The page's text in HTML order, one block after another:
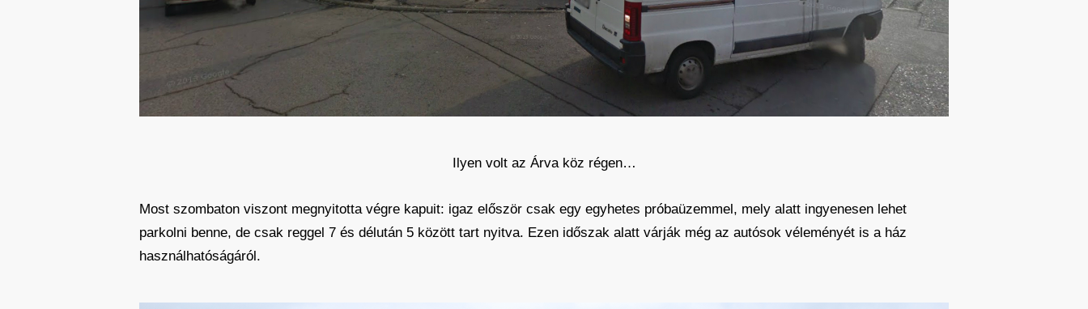
Ilyen volt az Árva köz régen…
Most szombaton viszont megnyitotta végre kapuit: igaz először csak egy egyhetes próbaüzemmel, mely alatt ingyenesen lehet
parkolni benne, de csak reggel 7 és délután 5 között tart nyitva. Ezen időszak alatt várják még az autósok véleményét is a ház
használhatóságáról.